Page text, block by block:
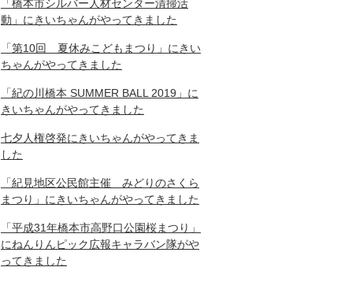
「橋本市シルバー人材センター清掃活
動」にきいちゃんがやってきました
「第10回 夏休みこどもまつり」にきい
ちゃんがやってきました
「紀の川橋本 SUMMER BALL 2019」に
きいちゃんがやってきました
七夕人権啓発にきいちゃんがやってきま
した
「紀見地区公民館主催 みどりのさくら
まつり」にきいちゃんがやってきました
「平成31年橋本市高野口公園桜まつり」
にねんりんピック広報キャラバン隊がや
ってきました